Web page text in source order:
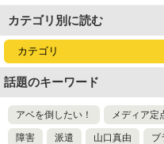
カテゴリ別に読む
話題のキーワード
アベを倒したい！ メディア定
障害 派遣 山口真由 ブ